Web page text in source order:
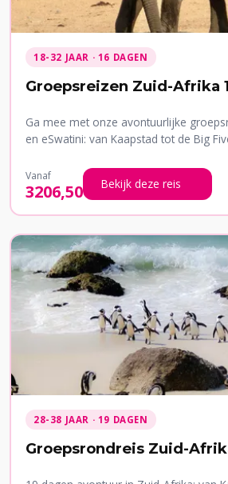
18-32 JAAR · 16 DAGEN
Groepsreizen Zuid-Afrika
Ga mee met onze avontuurlijke
en eSwatini: van Kaapstad tot de Big
Vanaf
3206,50 Bekijk deze reis
28-38 JAAR · 19 DAGEN
Groepsrondreis Zuid-